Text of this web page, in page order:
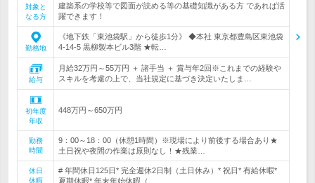
対象と
なる方
建築系の学校等で図面が読める等の基礎知識がある方 であれば活
躍できます！
勤務地
《地下鉄「東池袋駅」から徒歩1分》 ◆本社 東京都豊島区東池袋
4-14-5 黒柳製本ビル3階 ★転…
給与
月給32万円～55万円 ＋ 諸手当 ＋ 賞与年2回※これまでの経験や
スキルを考慮の上で、当社規定に基づき決定いたしま…
初年度
年収
448万円～650万円
勤務
時間
9：00～18：00（休憩1時間）※現場により前後する場合あり★
土日祝や夜間の作業は原則なし！★残業…
休日
休暇
# 年間休日125日* 完全週休2日制（土日休み）* 祝日* 有給休暇*
夏期休暇* 年末年始休暇（…